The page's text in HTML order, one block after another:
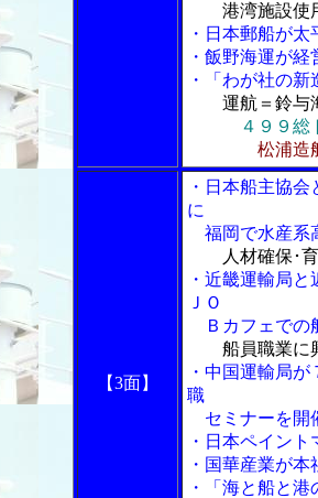
港湾施設使
・日本郵船が
・飯野海運が
・「わが社の新
運航＝鈴与
４９９総
松浦造
【3面】
・日本船主協
に
福岡で水産系
人材確保･
・近畿運輸局
ＪＯ
Ｂカフェでの
船員職業に
・中国運輸局
職
セミナーを開
・日本ペイン
・国華産業が
・「海と船と